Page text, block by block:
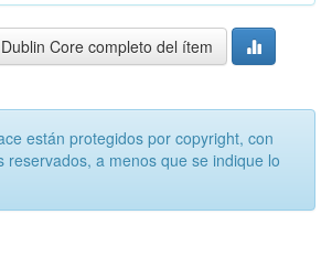
Core completo del ítem
están protegidos por copyright, con
reservados, a menos que se indique lo